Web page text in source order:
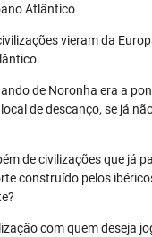
Atlântico
vieram da
de Noronha era a
de descanço, se já
de civilizações que já
construído pelos
com quem deseja